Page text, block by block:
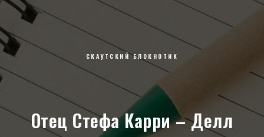
СКАУТСКИЙ БЛОКНОТИК
Отец Стефа Карри – Делл